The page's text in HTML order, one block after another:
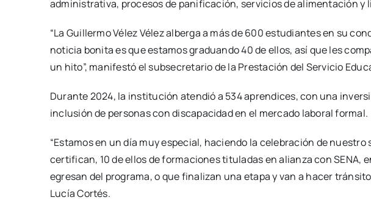
administrativa, procesos de panificación, servicios de alimentación y
“La Guillermo Vélez Vélez alberga a más de 600 estudiantes en su
noticia bonita es que estamos graduando 40 de ellos, así que les
un hito”, manifestó el subsecretario de la Prestación del Servicio
Durante 2024, la institución atendió a 534 aprendices, con una
inclusión de personas con discapacidad en el mercado laboral formal.
“Estamos en un día muy especial, haciendo la celebración de
certifican, 10 de ellos de formaciones tituladas en alianza con
egresan del programa, o que finalizan una etapa y van a hacer
Lucía Cortés.